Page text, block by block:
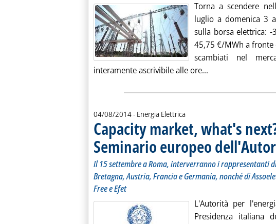
Torna a scendere
luglio a domenica 3
sulla borsa elettrica: -
45,75 €/MWh a fronte
scambiati nel
interamente ascrivibile alle ore... Leggi tutta la
04/08/2014- Energia Elettrica
Capacity market, what's
Seminario europeo
Il 15 settembre a Roma, interverranno i rappresentanti
Bretagna, Austria, Francia e Germania, nonché di
Free e Efet
L'Autorità per
Presidenza italiana